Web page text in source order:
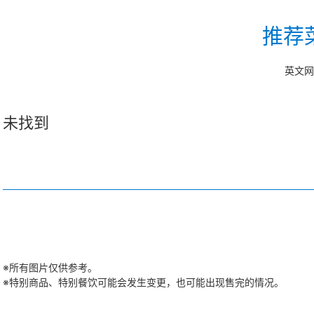
推荐
英文
未找到
※所有图片仅供参考。
※特别商品、特别餐饮可能会发生变更，也可能出现售完的情况。